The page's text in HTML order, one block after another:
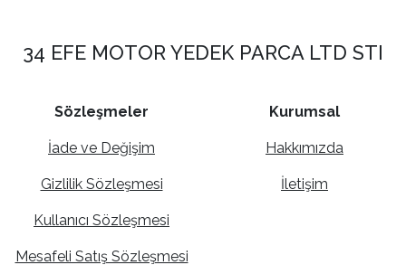
34 EFE MOTOR YEDEK PARCA LTD STI
Sözleşmeler
İade ve Değişim
Gizlilik Sözleşmesi
Kullanıcı Sözleşmesi
Mesafeli Satış Sözleşmesi
Kurumsal
Hakkımızda
İletişim